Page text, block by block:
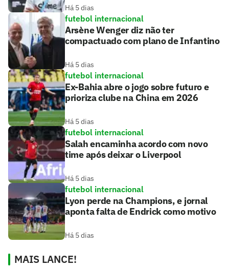
Há 5 dias
futebol internacional
Arsène Wenger diz não ter
compactuado com plano de Infantino
Há 5 dias
futebol internacional
Ex-Bahia abre o jogo sobre futuro e
prioriza clube na China em 2026
Há 5 dias
futebol internacional
Salah encaminha acordo com novo
time após deixar o Liverpool
Há 5 dias
futebol internacional
Lyon perde na Champions, e jornal
aponta falta de Endrick como motivo
Há 5 dias
MAIS LANCE!